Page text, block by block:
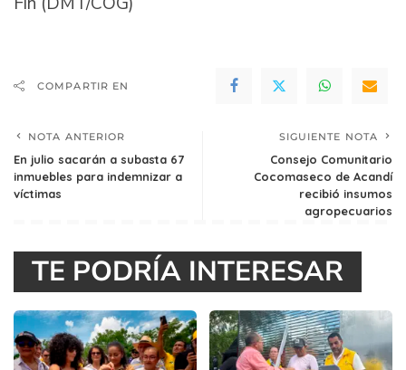
COMPARTIR EN
NOTA ANTERIOR
En julio sacarán a subasta 67
inmuebles para indemnizar a
víctimas
SIGUIENTE NOTA
Consejo Comunitario
Cocomaseco de Acandí
recibió insumos
agropecuarios
TE PODRÍA INTERESAR